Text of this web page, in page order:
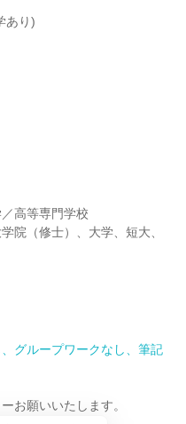
あり)
高等専門学校
院（修士）、大学、短大、
グループワークなし、筆記
お願いいたします。